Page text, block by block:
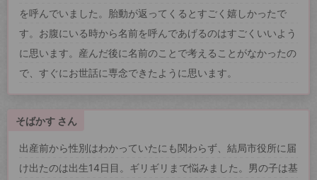
を呼んでいました。胎動が返ってくるとすごく嬉しかったで
す。お腹にいる時から名前を呼んであげるのはすごくいいよう
に思います。産んだ後に名前のことで考えることがなかったの
で、すぐにお世話に専念できたように思います。
そばかす さん
出産前から性別はわかっていたにも関わらず、結局市役所に届
け出たのは出生14日目。ギリギリまで悩みました。男の子は基